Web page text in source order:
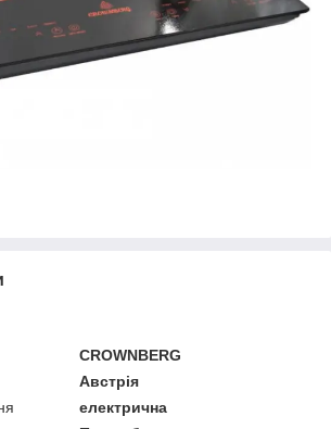
CROWNBERG
Австрія
електрична